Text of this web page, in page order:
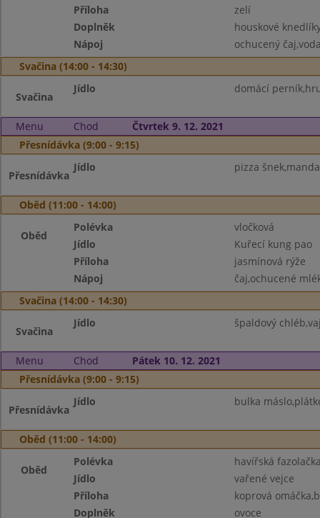
Příloha
zelí
Doplněk
houskové
Nápoj
ochucený
Svačina (14:00 - 14:30)
Svačina
Jídlo domácí
Menu Chod
Čtvrtek 9. 12. 2021
Přesnídávka (9:00 - 9:15)
Přesnídávka
Jídlo pizza
Oběd (11:00 - 14:00)
Oběd
Polévka
vločková
Jídlo
Kuřecí kung pao
Příloha
jasmínová rýže
Nápoj
čaj,ochucené
Svačina (14:00 - 14:30)
Svačina
Jídlo špaldový
Menu Chod
Pátek 10. 12. 2021
Přesnídávka (9:00 - 9:15)
Přesnídávka
Jídlo bulka
Oběd (11:00 - 14:00)
Oběd
Polévka
havířská
Jídlo
vařené vejce
Příloha
koprová
Doplněk
ovoce